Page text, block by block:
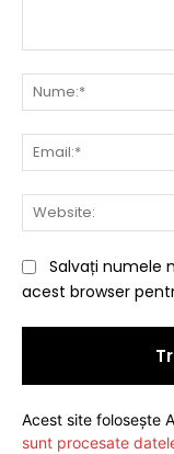
Salvați numele
acest browser
Acest site folosește
sunt procesate